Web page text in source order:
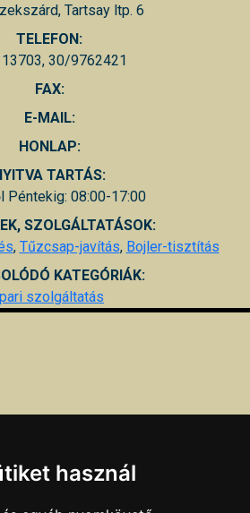
Tartsay ltp. 6
TELEFON:
30/9762421
FAX:
E-MAIL:
HONLAP:
TARTÁS:
Péntekig: 08:00-17:00
SZOLGÁLTATÁSOK:
, Tűzcsap-javítás, Bojler-tisztítás
KATEGÓRIÁK:
szolgáltatás
használ